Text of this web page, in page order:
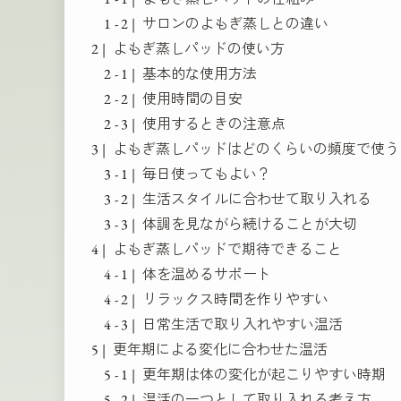
サロンのよもぎ蒸しとの違い
よもぎ蒸しパッドの使い方
基本的な使用方法
使用時間の目安
使用するときの注意点
よもぎ蒸しパッドはどのくらいの頻度で使
毎日使ってもよい？
生活スタイルに合わせて取り入れる
体調を見ながら続けることが大切
よもぎ蒸しパッドで期待できること
体を温めるサポート
リラックス時間を作りやすい
日常生活で取り入れやすい温活
更年期による変化に合わせた温活
更年期は体の変化が起こりやすい時期